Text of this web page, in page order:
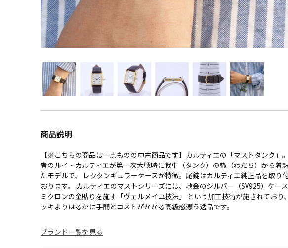
商品説明
【※こちらの商品は一点ものの中古商品です】カルティエの「マストタンク」
者のルイ・カルティエが第一次大戦時に戦車（タンク）の轍（わだち）から着
たモデルで、 レクタンギュラーケースが特徴。尾錠はカルティエ純正品を取り
おります。 カルティエのマストシリーズには、地金のシルバー（SV925）ケー
ミクロンの金貼りを施す「ヴェルメイユ技法」 という加工技術が施されており
ッキよりはるかに手間とコストがかかる高級感漂う逸品です。
ブランド一覧を見る